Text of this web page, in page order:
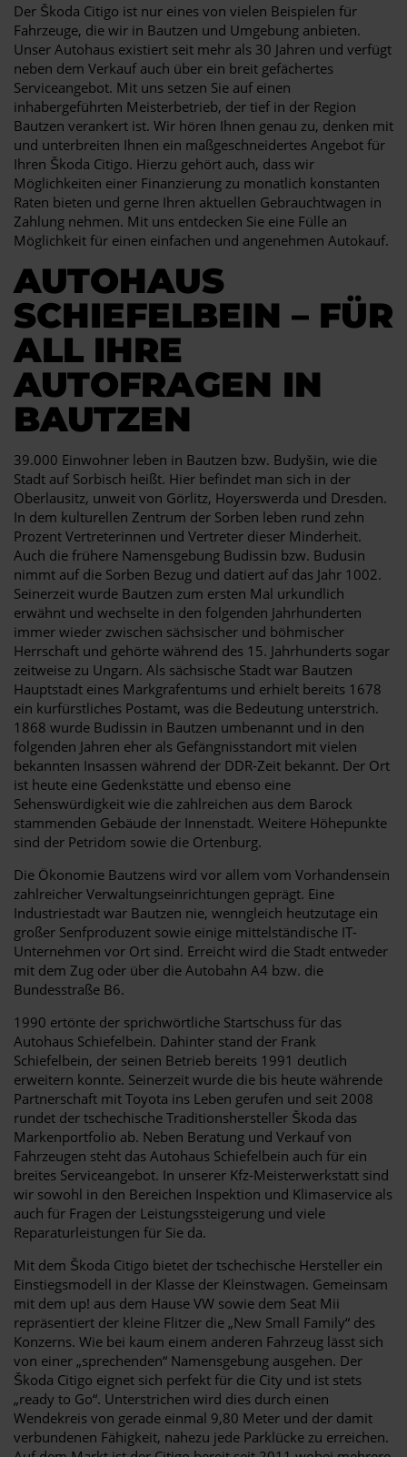
Der Škoda Citigo ist nur eines von vielen Beispielen für
Fahrzeuge, die wir in Bautzen und Umgebung anbieten.
Unser Autohaus existiert seit mehr als 30 Jahren und verfügt
neben dem Verkauf auch über ein breit gefächertes
Serviceangebot. Mit uns setzen Sie auf einen
inhabergeführten Meisterbetrieb, der tief in der Region
Bautzen verankert ist. Wir hören Ihnen genau zu, denken mit
und unterbreiten Ihnen ein maßgeschneidertes Angebot für
Ihren Škoda Citigo. Hierzu gehört auch, dass wir
Möglichkeiten einer Finanzierung zu monatlich konstanten
Raten bieten und gerne Ihren aktuellen Gebrauchtwagen in
Zahlung nehmen. Mit uns entdecken Sie eine Fülle an
Möglichkeit für einen einfachen und angenehmen Autokauf.
AUTOHAUS
SCHIEFELBEIN – FÜR
ALL IHRE
AUTOFRAGEN IN
BAUTZEN
39.000 Einwohner leben in Bautzen bzw. Budyšin, wie die
Stadt auf Sorbisch heißt. Hier befindet man sich in der
Oberlausitz, unweit von Görlitz, Hoyerswerda und Dresden.
In dem kulturellen Zentrum der Sorben leben rund zehn
Prozent Vertreterinnen und Vertreter dieser Minderheit.
Auch die frühere Namensgebung Budissin bzw. Budusin
nimmt auf die Sorben Bezug und datiert auf das Jahr 1002.
Seinerzeit wurde Bautzen zum ersten Mal urkundlich
erwähnt und wechselte in den folgenden Jahrhunderten
immer wieder zwischen sächsischer und böhmischer
Herrschaft und gehörte während des 15. Jahrhunderts sogar
zeitweise zu Ungarn. Als sächsische Stadt war Bautzen
Hauptstadt eines Markgrafentums und erhielt bereits 1678
ein kurfürstliches Postamt, was die Bedeutung unterstrich.
1868 wurde Budissin in Bautzen umbenannt und in den
folgenden Jahren eher als Gefängnisstandort mit vielen
bekannten Insassen während der DDR-Zeit bekannt. Der Ort
ist heute eine Gedenkstätte und ebenso eine
Sehenswürdigkeit wie die zahlreichen aus dem Barock
stammenden Gebäude der Innenstadt. Weitere Höhepunkte
sind der Petridom sowie die Ortenburg.
Die Ökonomie Bautzens wird vor allem vom Vorhandensein
zahlreicher Verwaltungseinrichtungen geprägt. Eine
Industriestadt war Bautzen nie, wenngleich heutzutage ein
großer Senfproduzent sowie einige mittelständische IT-
Unternehmen vor Ort sind. Erreicht wird die Stadt entweder
mit dem Zug oder über die Autobahn A4 bzw. die
Bundesstraße B6.
1990 ertönte der sprichwörtliche Startschuss für das
Autohaus Schiefelbein. Dahinter stand der Frank
Schiefelbein, der seinen Betrieb bereits 1991 deutlich
erweitern konnte. Seinerzeit wurde die bis heute währende
Partnerschaft mit Toyota ins Leben gerufen und seit 2008
rundet der tschechische Traditionshersteller Škoda das
Markenportfolio ab. Neben Beratung und Verkauf von
Fahrzeugen steht das Autohaus Schiefelbein auch für ein
breites Serviceangebot. In unserer Kfz-Meisterwerkstatt sind
wir sowohl in den Bereichen Inspektion und Klimaservice als
auch für Fragen der Leistungssteigerung und viele
Reparaturleistungen für Sie da.
Mit dem Škoda Citigo bietet der tschechische Hersteller ein
Einstiegsmodell in der Klasse der Kleinstwagen. Gemeinsam
mit dem up! aus dem Hause VW sowie dem Seat Mii
repräsentiert der kleine Flitzer die „New Small Family“ des
Konzerns. Wie bei kaum einem anderen Fahrzeug lässt sich
von einer „sprechenden“ Namensgebung ausgehen. Der
Škoda Citigo eignet sich perfekt für die City und ist stets
„ready to Go“. Unterstrichen wird dies durch einen
Wendekreis von gerade einmal 9,80 Meter und der damit
verbundenen Fähigkeit, nahezu jede Parklücke zu erreichen.